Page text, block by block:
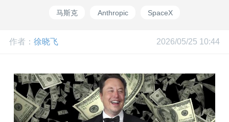
网
公
马斯克 Anthropic SpaceX
作者： 徐晓飞 2026/05/25 10:44